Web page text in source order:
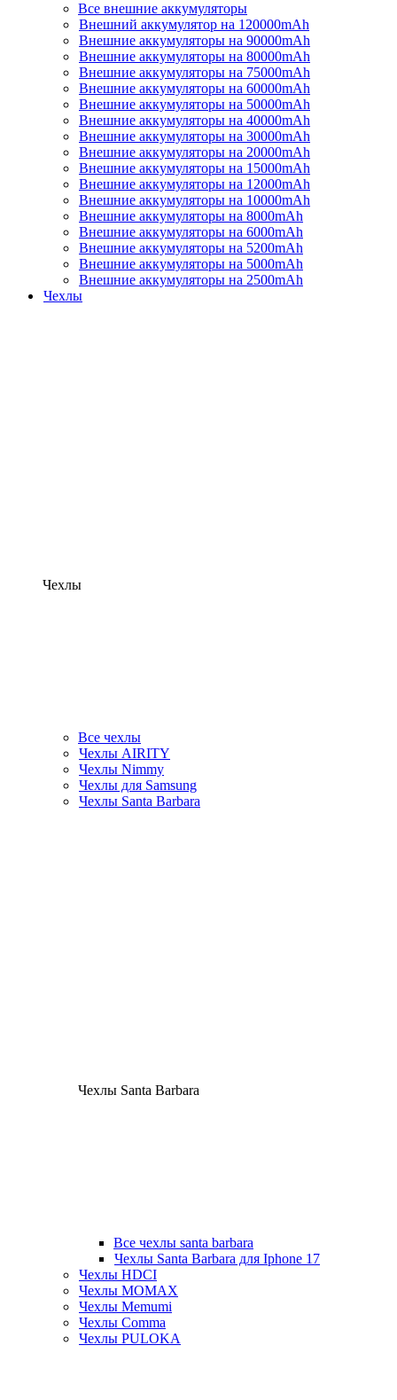
Все внешние аккумуляторы
Внешний аккумулятор на 120000mAh
Внешние аккумуляторы на 90000mAh
Внешние аккумуляторы на 80000mAh
Внешние аккумуляторы на 75000mAh
Внешние аккумуляторы на 60000mAh
Внешние аккумуляторы на 50000mAh
Внешние аккумуляторы на 40000mAh
Внешние аккумуляторы на 30000mAh
Внешние аккумуляторы на 20000mAh
Внешние аккумуляторы на 15000mAh
Внешние аккумуляторы на 12000mAh
Внешние аккумуляторы на 10000mAh
Внешние аккумуляторы на 8000mAh
Внешние аккумуляторы на 6000mAh
Внешние аккумуляторы на 5200mAh
Внешние аккумуляторы на 5000mAh
Внешние аккумуляторы на 2500mAh
Чехлы
Чехлы
Все чехлы
Чехлы AIRITY
Чехлы Nimmy
Чехлы для Samsung
Чехлы Santa Barbara
Чехлы Santa Barbara
Все чехлы santa barbara
Чехлы Santa Barbara для Iphone 17
Чехлы HDCI
Чехлы MOMAX
Чехлы Memumi
Чехлы Comma
Чехлы PULOKA